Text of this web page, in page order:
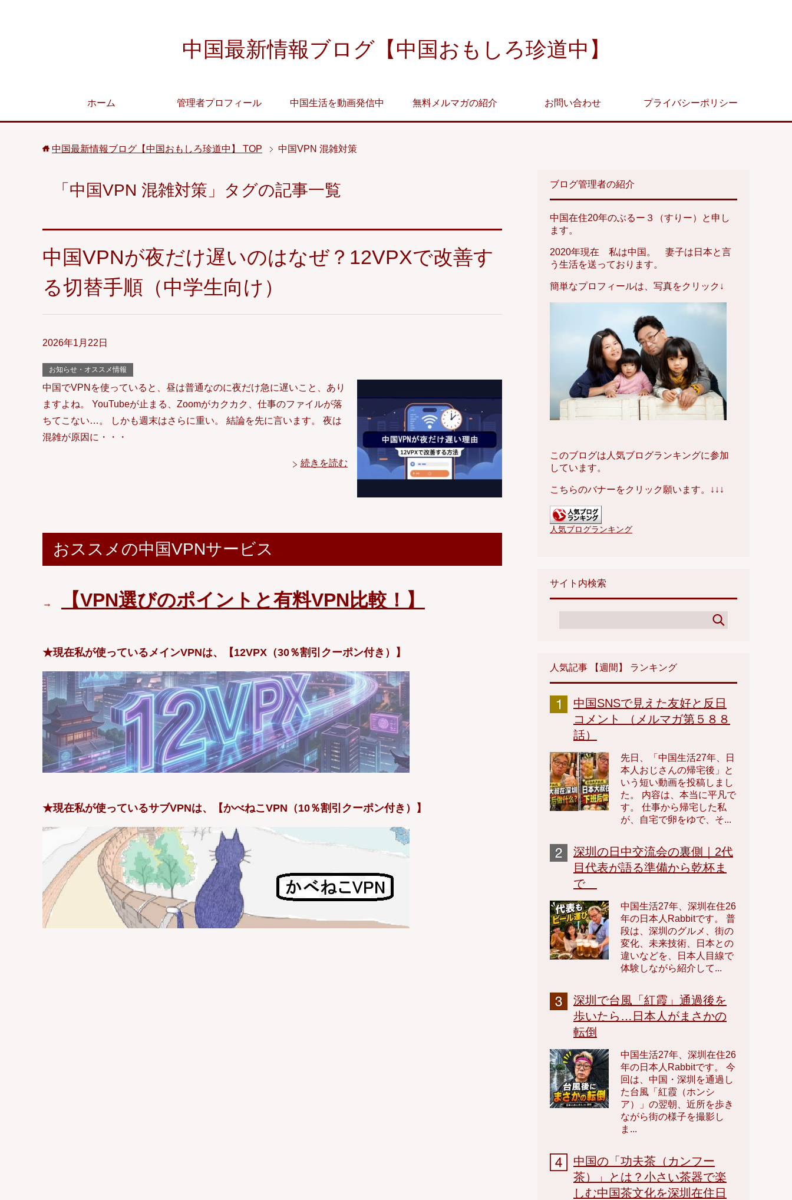
中国最新情報ブログ【中国おもしろ珍道中】
ホーム 管理者プロフィール 中国生活を動画発信中 無料メルマガの紹介 お問い合わせ プライバシーポリシー
中国最新情報ブログ【中国おもしろ珍道中】 TOP 中国VPN 混雑対策
「中国VPN 混雑対策」タグの記事一覧
中国VPNが夜だけ遅いのはなぜ？12VPXで改善す
る切替手順（中学生向け）
2026年1月22日
お知らせ・オススメ情報
中国でVPNを使っていると、昼は普通なのに夜だけ急に遅いこと、あり
ますよね。 YouTubeが止まる、Zoomがカクカク、仕事のファイルが落
ちてこない…。 しかも週末はさらに重い。 結論を先に言います。 夜は
混雑が原因に・・・
続きを読む
おススメの中国VPNサービス
→ 【VPN選びのポイントと有料VPN比較！】
★現在私が使っているメインVPNは、【12VPX（30％割引クーポン付き）】
★現在私が使っているサブVPNは、【かべねこVPN（10％割引クーポン付き）】
ブログ管理者の紹介
中国在住20年のぶるー３（すりー）と申し
ます。
2020年現在 私は中国。 妻子は日本と言
う生活を送っております。
簡単なプロフィールは、写真をクリック↓
このブログは人気ブログランキングに参加
しています。
こちらのバナーをクリック願います。↓↓↓
人気ブログランキング
サイト内検索
人気記事 【週間】 ランキング
中国SNSで見えた友好と反日
コメント （メルマガ第５８８
話）
先日、「中国生活27年、日
本人おじさんの帰宅後」と
いう短い動画を投稿しまし
た。 内容は、本当に平凡で
す。 仕事から帰宅した私
が、自宅で卵をゆで、そ...
深圳の日中交流会の裏側｜2代
目代表が語る準備から乾杯ま
で
中国生活27年、深圳在住26
年の日本人Rabbitです。 普
段は、深圳のグルメ、街の
変化、未来技術、日本との
違いなどを、日本人目線で
体験しながら紹介して...
深圳で台風「紅霞」通過後を
歩いたら…日本人がまさかの
転倒
中国生活27年、深圳在住26
年の日本人Rabbitです。 今
回は、中国・深圳を通過し
た台風「紅霞（ホンシ
ア）」の翌朝、近所を歩き
ながら街の様子を撮影し
ま...
中国の「功夫茶（カンフー
茶）」とは？小さい茶器で楽
しむ中国茶文化を深圳在住日